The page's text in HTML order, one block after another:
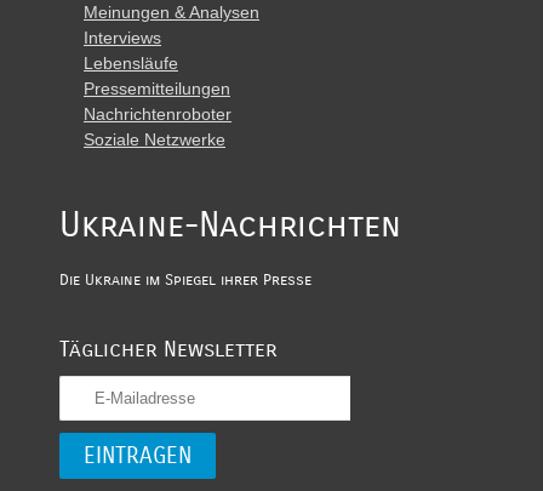
Meinungen & Analysen
Interviews
Lebensläufe
Pressemitteilungen
Nachrichtenroboter
Soziale Netzwerke
Ukraine-Nachrichten
Die Ukraine im Spiegel ihrer Presse
Täglicher Newsletter